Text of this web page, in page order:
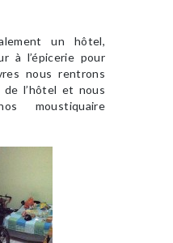
un hôtel,
à l’épicerie pour
nous rentrons
de l’hôtel et nous
moustiquaire